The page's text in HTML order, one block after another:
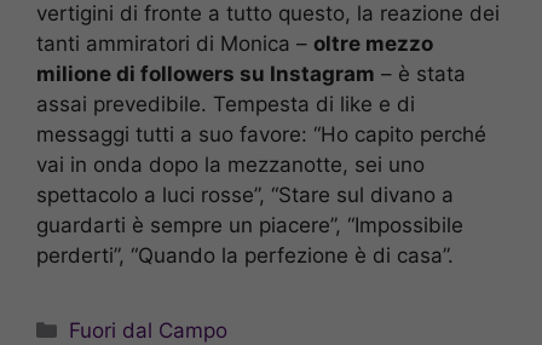
vertigini di fronte a tutto questo, la reazione dei
tanti ammiratori di Monica – oltre mezzo
milione di followers su Instagram – è stata
assai prevedibile. Tempesta di like e di
messaggi tutti a suo favore: “Ho capito perché
vai in onda dopo la mezzanotte, sei uno
spettacolo a luci rosse”, “Stare sul divano a
guardarti è sempre un piacere”, “Impossibile
perderti”, “Quando la perfezione è di casa”.
Categorie
Fuori dal Campo